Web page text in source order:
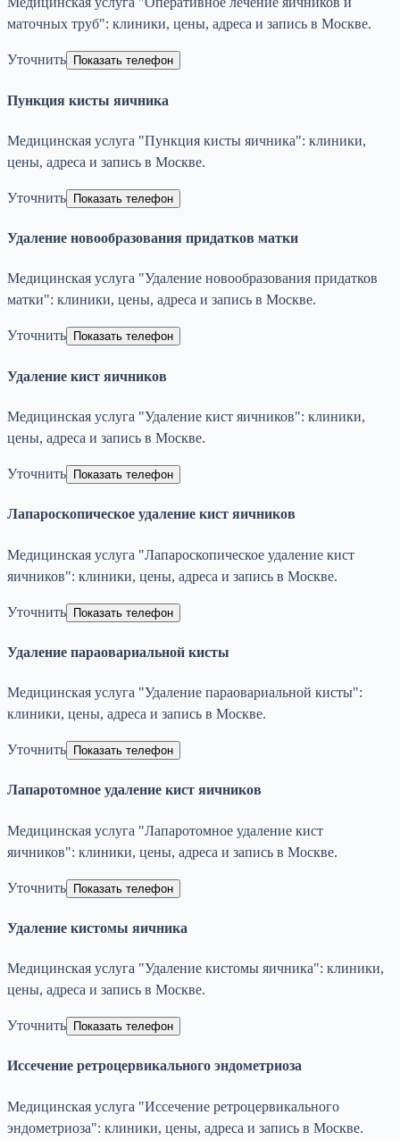
маточных труб": клиники, цены, адреса и запись в Москве.
Уточнить Показать телефон
Пункция кисты яичника
Медицинская услуга "Пункция кисты яичника": клиники,
цены, адреса и запись в Москве.
Уточнить Показать телефон
Удаление новообразования придатков матки
Медицинская услуга "Удаление новообразования придатков
матки": клиники, цены, адреса и запись в Москве.
Уточнить Показать телефон
Удаление кист яичников
Медицинская услуга "Удаление кист яичников": клиники,
цены, адреса и запись в Москве.
Уточнить Показать телефон
Лапароскопическое удаление кист яичников
Медицинская услуга "Лапароскопическое удаление кист
яичников": клиники, цены, адреса и запись в Москве.
Уточнить Показать телефон
Удаление параовариальной кисты
Медицинская услуга "Удаление параовариальной кисты":
клиники, цены, адреса и запись в Москве.
Уточнить Показать телефон
Лапаротомное удаление кист яичников
Медицинская услуга "Лапаротомное удаление кист
яичников": клиники, цены, адреса и запись в Москве.
Уточнить Показать телефон
Удаление кистомы яичника
Медицинская услуга "Удаление кистомы яичника": клиники,
цены, адреса и запись в Москве.
Уточнить Показать телефон
Иссечение ретроцервикального эндометриоза
Медицинская услуга "Иссечение ретроцервикального
эндометриоза": клиники, цены, адреса и запись в Москве.